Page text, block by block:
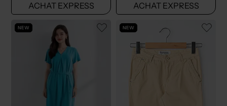
ACHAT EXPRESS ACHAT EXPRESS
NEW NEW